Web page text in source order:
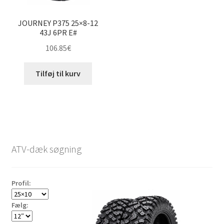
JOURNEY P375 25×8-12
43J 6PR E#
106.85€
Tilføj til kurv
ATV-dæk søgning
Profil:
Fælg: